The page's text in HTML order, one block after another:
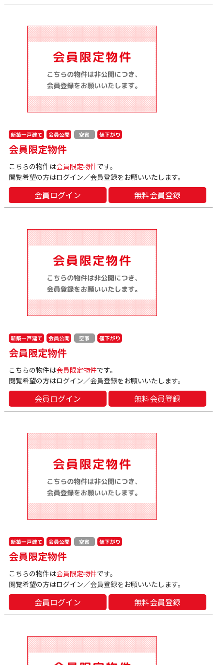
新築一戸建て 会員公開 空家 値下がり
会員限定物件
こちらの物件は会員限定物件です。
閲覧希望の方はログイン／会員登録をお願いいたします。
会員ログイン 無料会員登録
新築一戸建て 会員公開 空家 値下がり
会員限定物件
こちらの物件は会員限定物件です。
閲覧希望の方はログイン／会員登録をお願いいたします。
会員ログイン 無料会員登録
新築一戸建て 会員公開 空家 値下がり
会員限定物件
こちらの物件は会員限定物件です。
閲覧希望の方はログイン／会員登録をお願いいたします。
会員ログイン 無料会員登録